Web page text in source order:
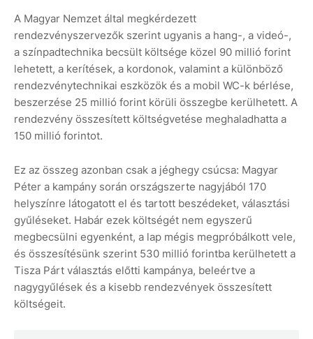
A Magyar Nemzet által megkérdezett
rendezvényszervezők szerint ugyanis a hang-, a videó-,
a színpadtechnika becsült költsége közel 90 millió forint
lehetett, a kerítések, a kordonok, valamint a különböző
rendezvénytechnikai eszközök és a mobil WC-k bérlése,
beszerzése 25 millió forint körüli összegbe kerülhetett. A
rendezvény összesített költségvetése meghaladhatta a
150 millió forintot.
Ez az összeg azonban csak a jéghegy csúcsa: Magyar
Péter a kampány során országszerte nagyjából 170
helyszínre látogatott el és tartott beszédeket, választási
gyűléseket. Habár ezek költségét nem egyszerű
megbecsülni egyenként, a lap mégis megpróbálkott vele,
és összesítésünk szerint 530 millió forintba kerülhetett a
Tisza Párt választás előtti kampánya, beleértve a
nagygyűlések és a kisebb rendezvények összesített
költségeit.